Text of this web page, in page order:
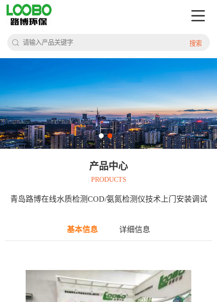
搜索
产品中心
PRODUCTS
青岛路博在线水质检测COD/氨氮检测仪技术上门安装调试
基本信息 详细信息